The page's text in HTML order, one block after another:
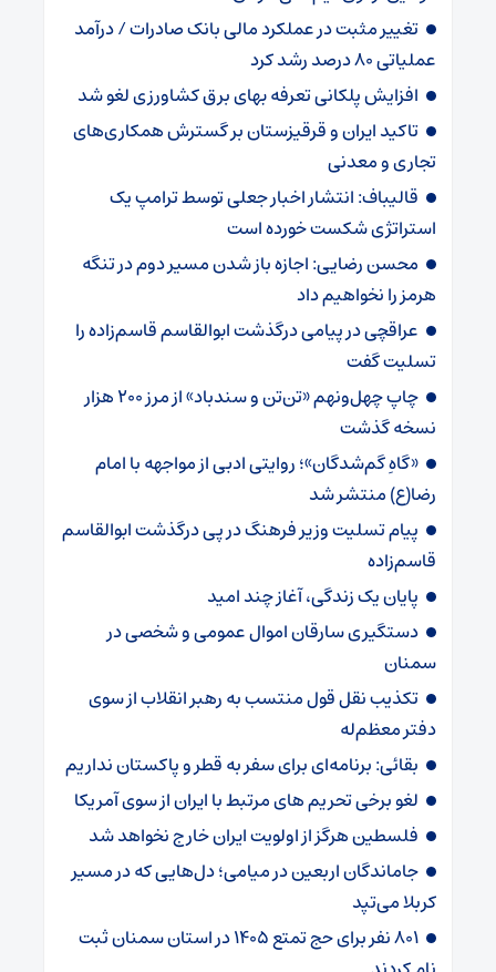
تغییر مثبت در عملکرد مالی بانک صادرات / درآمد
عملیاتی ۸۰ درصد رشد کرد
افزایش پلکانی تعرفه بهای برق کشاورزی لغو شد
تاکید ایران و قرقیزستان بر گسترش همکاری‌های
تجاری و معدنی
قالیباف: انتشار اخبار جعلی توسط ترامپ یک
استراتژی شکست خورده است
محسن رضایی: اجازه باز شدن مسیر دوم در تنگه
هرمز را نخواهیم داد
عراقچی در پیامی درگذشت ابوالقاسم قاسم‌زاده را
تسلیت گفت
چاپ چهل‌ونهم «تن‌تن و سندباد» از مرز ۲۰۰ هزار
نسخه گذشت
«گاهِ گم‌شدگان»؛ روایتی ادبی از مواجهه با امام
رضا(ع) منتشر شد
پیام تسلیت وزیر فرهنگ در پی درگذشت ابوالقاسم
قاسم‌زاده
پایان یک زندگی، آغاز چند امید
دستگیری سارقان اموال عمومی و شخصی در
سمنان
تکذیب نقل قول منتسب به رهبر انقلاب از سوی
دفتر معظم‌له
بقائی: برنامه‌ای برای سفر به قطر و پاکستان نداریم
لغو برخی تحریم های مرتبط با ایران از سوی آمریکا
فلسطین هرگز از اولویت ایران خارج نخواهد شد
جاماندگان اربعین در میامی؛ دل‌هایی که در مسیر
کربلا می‌تپد
۸۰۱ نفر برای حج تمتع ۱۴۰۵ در استان سمنان ثبت